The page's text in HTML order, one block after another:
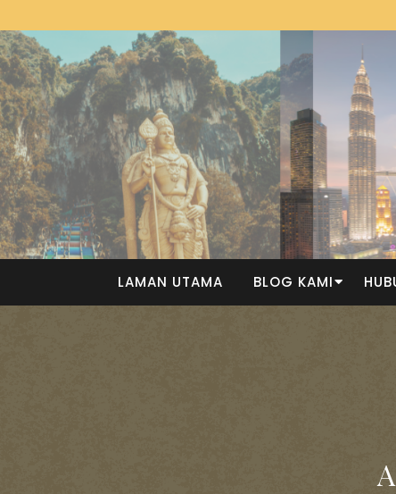
LAMAN UTAMA BLOG KAMI